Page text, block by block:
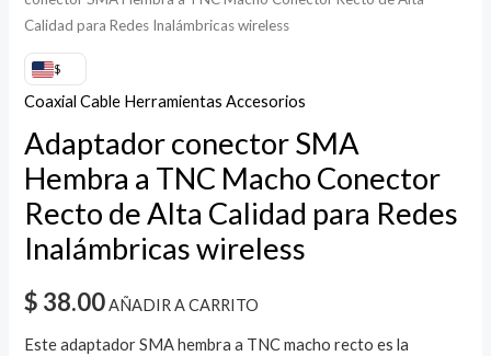
Calidad para Redes Inalámbricas wireless
$
Coaxial Cable Herramientas Accesorios
Adaptador conector SMA
Hembra a TNC Macho Conector
Recto de Alta Calidad para Redes
Inalámbricas wireless
$ 38.00 AÑADIR A CARRITO
Este adaptador SMA hembra a TNC macho recto es la